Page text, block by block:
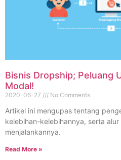
Bisnis Dropship; Peluang
Modal!
2020-06-27 No Comments
Artikel ini mengupas tentang
kelebihan-kelebihannya, serta
menjalankannya.
Read More »